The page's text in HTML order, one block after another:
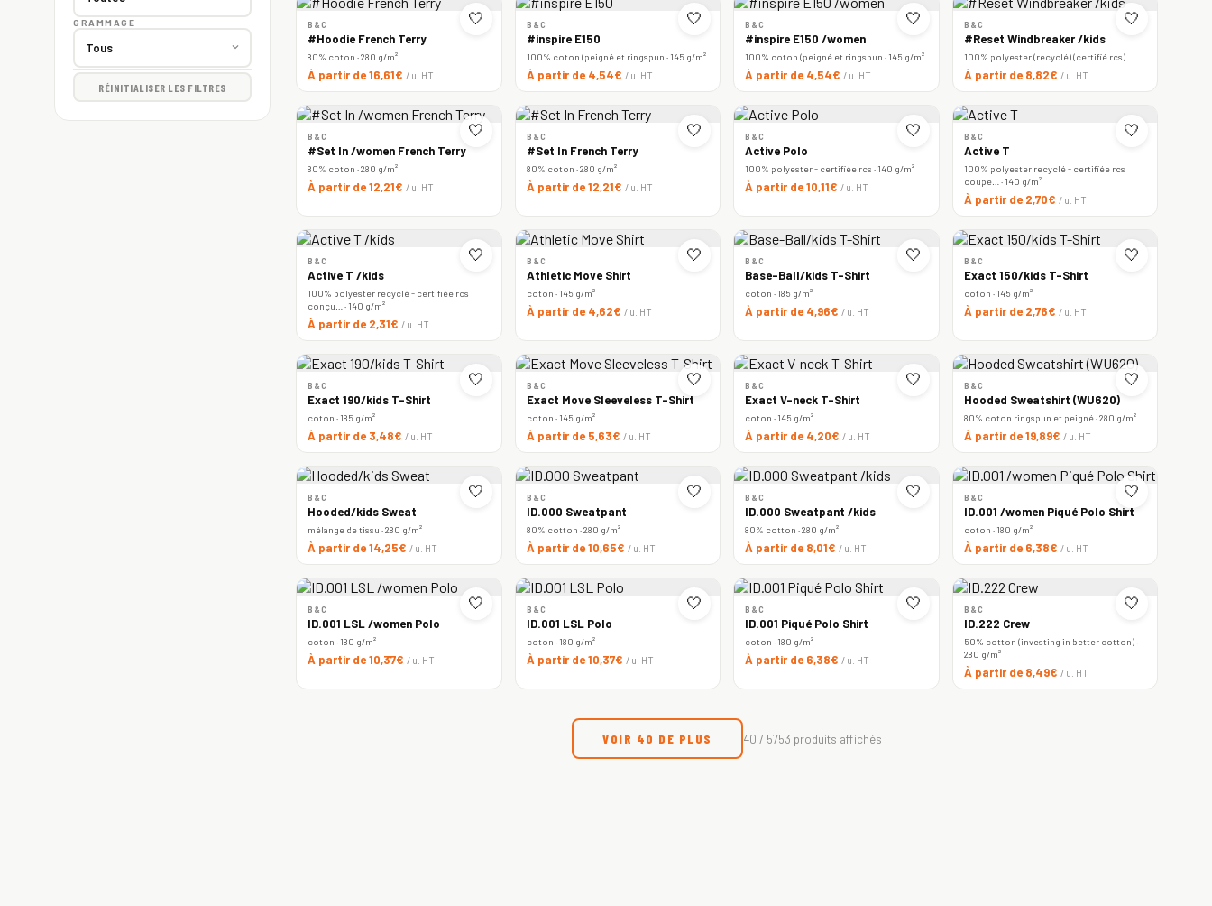
GRAMMAGE
RÉINITIALISER LES FILTRES
🤍
B&C
#Hoodie French Terry
80% coton · 280 g/m²
À partir de 16,61€ / u. HT
🤍
B&C
#inspire E150
100% coton (peigné et ringspun · 145 g/m²
À partir de 4,54€ / u. HT
🤍
B&C
#inspire E150 /women
100% coton (peigné et ringspun · 145 g/m²
À partir de 4,54€ / u. HT
🤍
B&C
#Reset Windbreaker /kids
100% polyester (recyclé) (certifié rcs)
À partir de 8,82€ / u. HT
🤍
B&C
#Set In /women French Terry
80% coton · 280 g/m²
À partir de 12,21€ / u. HT
🤍
B&C
#Set In French Terry
80% coton · 280 g/m²
À partir de 12,21€ / u. HT
🤍
B&C
Active Polo
100% polyester - certifiée rcs · 140 g/m²
À partir de 10,11€ / u. HT
🤍
B&C
Active T
100% polyester recyclé - certifiée rcs
coupe… · 140 g/m²
À partir de 2,70€ / u. HT
🤍
B&C
Active T /kids
100% polyester recyclé - certifiée rcs
conçu… · 140 g/m²
À partir de 2,31€ / u. HT
🤍
B&C
Athletic Move Shirt
coton · 145 g/m²
À partir de 4,62€ / u. HT
🤍
B&C
Base-Ball/kids T-Shirt
coton · 185 g/m²
À partir de 4,96€ / u. HT
🤍
B&C
Exact 150/kids T-Shirt
coton · 145 g/m²
À partir de 2,76€ / u. HT
🤍
B&C
Exact 190/kids T-Shirt
coton · 185 g/m²
À partir de 3,48€ / u. HT
🤍
B&C
Exact Move Sleeveless T-Shirt
coton · 145 g/m²
À partir de 5,63€ / u. HT
🤍
B&C
Exact V-neck T-Shirt
coton · 145 g/m²
À partir de 4,20€ / u. HT
🤍
B&C
Hooded Sweatshirt (WU620)
80% coton ringspun et peigné · 280 g/m²
À partir de 19,89€ / u. HT
🤍
B&C
Hooded/kids Sweat
mélange de tissu · 280 g/m²
À partir de 14,25€ / u. HT
🤍
B&C
ID.000 Sweatpant
80% cotton · 280 g/m²
À partir de 10,65€ / u. HT
🤍
B&C
ID.000 Sweatpant /kids
80% cotton · 280 g/m²
À partir de 8,01€ / u. HT
🤍
B&C
ID.001 /women Piqué Polo Shirt
coton · 180 g/m²
À partir de 6,38€ / u. HT
🤍
B&C
ID.001 LSL /women Polo
coton · 180 g/m²
À partir de 10,37€ / u. HT
🤍
B&C
ID.001 LSL Polo
coton · 180 g/m²
À partir de 10,37€ / u. HT
🤍
B&C
ID.001 Piqué Polo Shirt
coton · 180 g/m²
À partir de 6,38€ / u. HT
🤍
B&C
ID.222 Crew
50% cotton (investing in better cotton) ·
280 g/m²
À partir de 8,49€ / u. HT
VOIR 40 DE PLUS 40 / 5753 produits affichés